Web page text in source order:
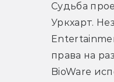
Судьба
Уркхарт.
права на
BioWare